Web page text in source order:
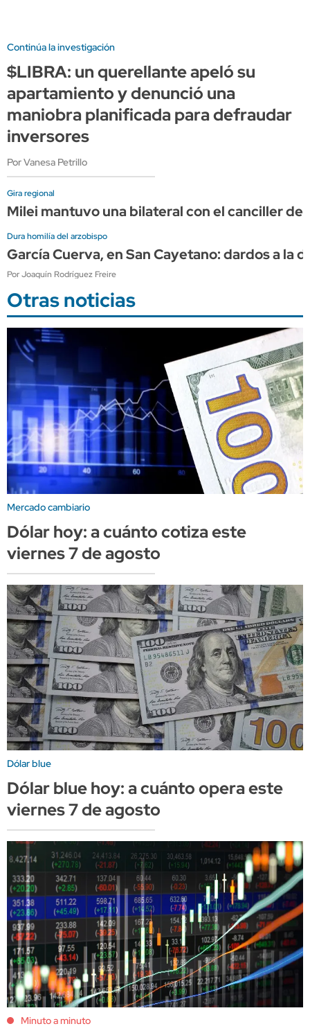
Continúa la investigación
$LIBRA: un querellante apeló su
apartamiento y denunció una
maniobra planificada para defraudar
inversores
Por Vanesa Petrillo
Gira regional
Milei mantuvo una bilateral con el canciller de
Dura homilía del arzobispo
García Cuerva, en San Cayetano: dardos a la
Por Joaquín Rodríguez Freire
Otras noticias
Mercado cambiario
Dólar hoy: a cuánto cotiza este
viernes 7 de agosto
Dólar blue
Dólar blue hoy: a cuánto opera este
viernes 7 de agosto
Minuto a minuto